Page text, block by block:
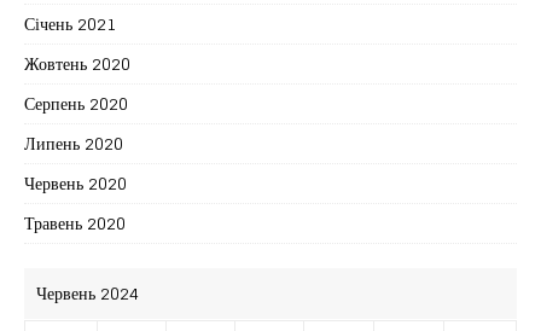
Січень 2021
Жовтень 2020
Серпень 2020
Липень 2020
Червень 2020
Травень 2020
Червень 2024